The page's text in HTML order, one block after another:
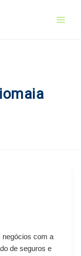
negócios com a
de seguros e